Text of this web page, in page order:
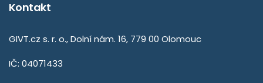
Kontakt
GIVT.cz s. r. o., Dolní nám. 16, 779 00 Olomouc
IČ: 04071433